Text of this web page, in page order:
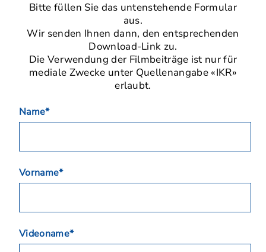
Bitte füllen Sie das untenstehende Formular
aus.
Wir senden Ihnen dann, den entsprechenden
Download-Link zu.
Die Verwendung der Filmbeiträge ist nur für
mediale Zwecke unter Quellenangabe «IKR»
erlaubt.
Name*
Vorname*
Videoname*